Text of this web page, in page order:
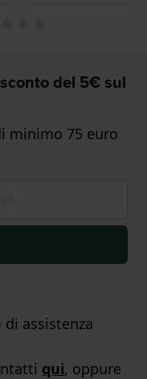
del 5€ sul
minimo 75 euro
assistenza
qui, oppure